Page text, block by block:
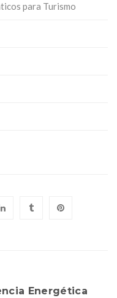
para Turismo
Energética